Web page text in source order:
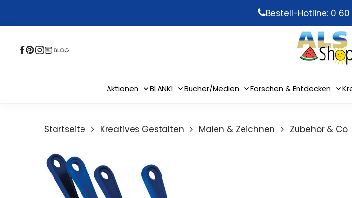
content
Bestell-Hotline: 0
Aktionen BLANKI Bücher/Medien Forschen & Entdecken
Startseite Kreatives Gestalten Malen & Zeichnen Zubehör & Co